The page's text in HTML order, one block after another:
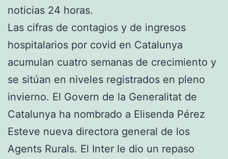
noticias 24 horas.
Las cifras de contagios y de ingresos
hospitalarios por covid en Catalunya
acumulan cuatro semanas de crecimiento y
se sitúan en niveles registrados en pleno
invierno. El Govern de la Generalitat de
Catalunya ha nombrado a Elisenda Pérez
Esteve nueva directora general de los
Agents Rurals. El Inter le dio un repaso